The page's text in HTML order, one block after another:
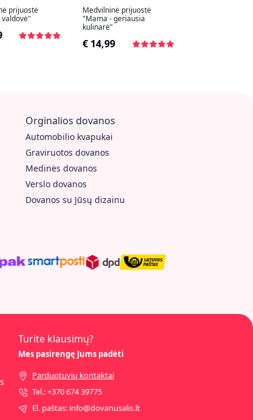
prijuostė
Medvilninė prijuostė
"Mama - geriausia
kulinarė"
€ 14,99
Orginalios dovanos
Automobilio kvapukai
Graviruotos dovanos
Medinės dovanos
Verslo dovanos
Dovanos su Jūsų dizainu
Turite klausimų?
Mes pasirengę Jums padėti
Parduotuvių kontaktai
Tel.: +370 674 39775
El. paštas: info@dovanusalis.lt